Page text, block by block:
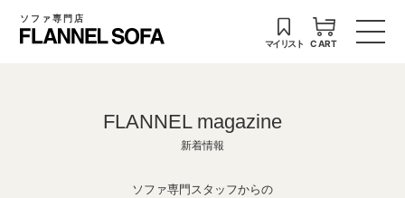
ソファ専門店
マイリスト CART
FLANNEL magazine
新着情報
ソファ専門スタッフからの